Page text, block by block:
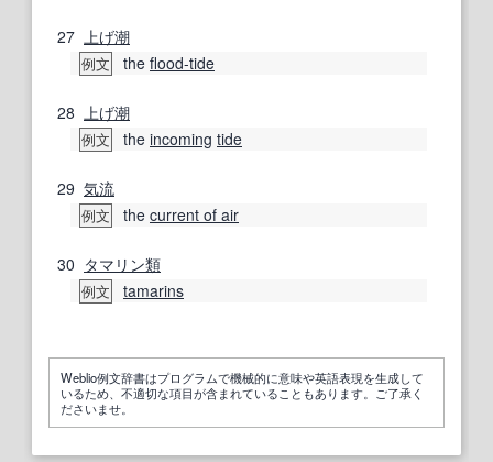
27 上げ潮
例文 the flood-tide
28 上げ潮
例文 the incoming tide
29 気流
例文 the current of air
30 タマリン類
例文 tamarins
Weblio例文辞書はプログラムで機械的に意味や英語表現を生成して
いるため、不適切な項目が含まれていることもあります。ご了承く
ださいませ。